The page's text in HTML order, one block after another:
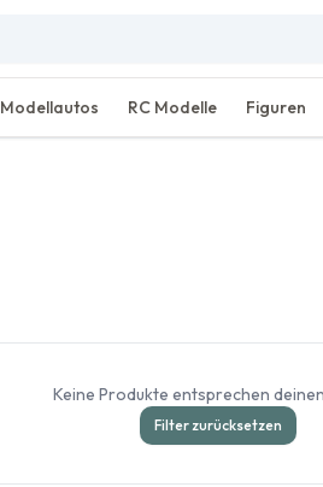
Modellautos RC Modelle Figuren
Keine Produkte entsprechen
Filter zurücksetzen